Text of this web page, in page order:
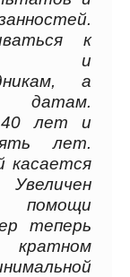
к
и
а
датам.
40 лет и
лет.
касается
помощи
теперь